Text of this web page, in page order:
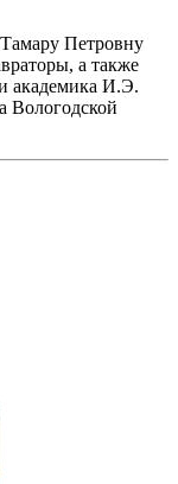
Петровну
а также
академика И.Э.
Вологодской